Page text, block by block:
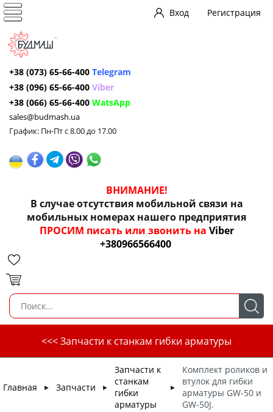
Вход Регистрация
+38 (073) 65-66-400 Telegram
+38 (096) 65-66-400 Viber
+38 (066) 65-66-400 WatsApp
sales@budmash.ua
График: Пн-Пт с 8.00 до 17.00
ВНИМАНИЕ!
В случае отсутствия мобильной связи на
мобильных номерах нашего предприятия
ПРОСИМ писать или звонить на Viber
+380966566400
<<< Запчасти к станкам гибки арматуры
Главная ► Запчасти ►
Запчасти к
станкам
гибки
арматуры
►
Комплект роликов и
втулок для гибки
арматуры GW-50 и
GW-50J.